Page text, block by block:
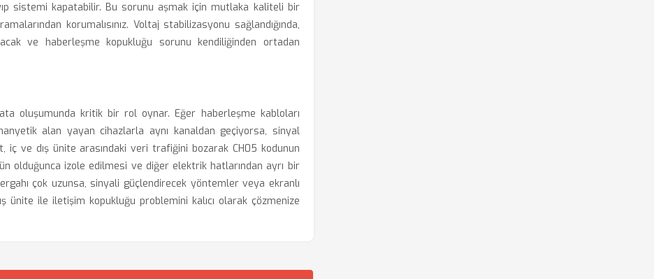
sistemi kapatabilir. Bu sorunu aşmak için mutlaka kaliteli bir
korumalısınız. Voltaj stabilizasyonu sağlandığında,
ve haberleşme kopukluğu sorunu kendiliğinden ortadan
oluşumunda kritik bir rol oynar. Eğer haberleşme kabloları
alan yayan cihazlarla aynı kanaldan geçiyorsa, sinyal
ve dış ünite arasındaki veri trafiğini bozarak CH05 kodunun
olduğunca izole edilmesi ve diğer elektrik hatlarından ayrı bir
çok uzunsa, sinyali güçlendirecek yöntemler veya ekranlı
ünite ile iletişim kopukluğu problemini kalıcı olarak çözmenize